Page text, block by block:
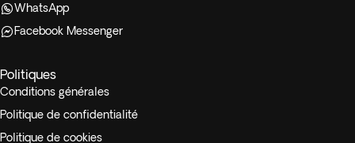
WhatsApp
Facebook Messenger
Politiques
Conditions générales
Politique de confidentialité
Politique de cookies